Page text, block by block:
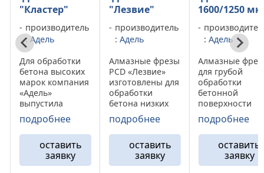
"Лезвие"
производитель
: Адель
Алмазные фрезы
PCD «Лезвие»
изготовлены для
обработки
бетона низких
марок «М100-
М350» . Данный
тип инструмента
не подходит для
снятия
полимерных или
подробнее
оставить
заявку
1600/1250 мкм
производитель
: Адель
Алмазные фрезы
для грубой
обработки
бетонной
поверхности
Адель «GB 00».
Данная модель
фрез подходит
для обработки
твердых марок
бетона, а на
подробнее
оставить
заявку
800/600 мкм
:Адель
Алмазные
для грубой
обработки всех
типов
бетонного пола
GB S0. Данная
модель
алмазного
от компании
«Адель»
подробнее
оставить
заявку